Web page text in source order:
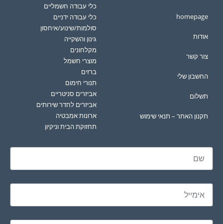
homepage
אודות
צור קשר
החשבון שלי
תשלום
תקנון האתר – תנאי שימוש
כלי עבודה חשמליים
כלי עבודה ידניים
סולמות/שינוע/איחסון
גינון והשקייה
מקלחונים
מוצרי חשמל
ברזים
תנורי חימום
אביזרים סניטריים
אביזרים לחדר שירותים
ארונות אמבטיה
תחזוקת הבית וניקיון